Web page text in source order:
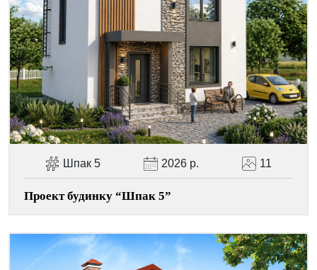
Шпак 5 2026 р. 11
Проект будинку “Шпак 5”